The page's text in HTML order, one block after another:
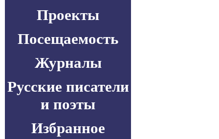
Проекты
Посещаемость
Журналы
Русские писатели
и поэты
Избранное